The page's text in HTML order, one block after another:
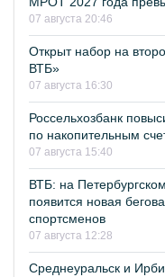
07 августа 20:46
Открыт набор на
ВТБ»
07 августа 16:30
Россельхозбанк
по накопительным
07 августа 15:40
ВТБ: на
появится новая
спортсменов
07 августа 12:28
Среднеуральск и